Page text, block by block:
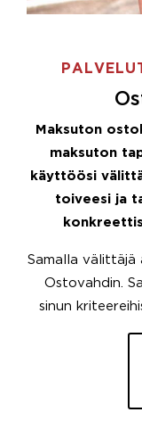
Maksuton
maksuton
käyttöösi
toiveesi ja
Samalla välittäjä
Ostovahdin.
sinun